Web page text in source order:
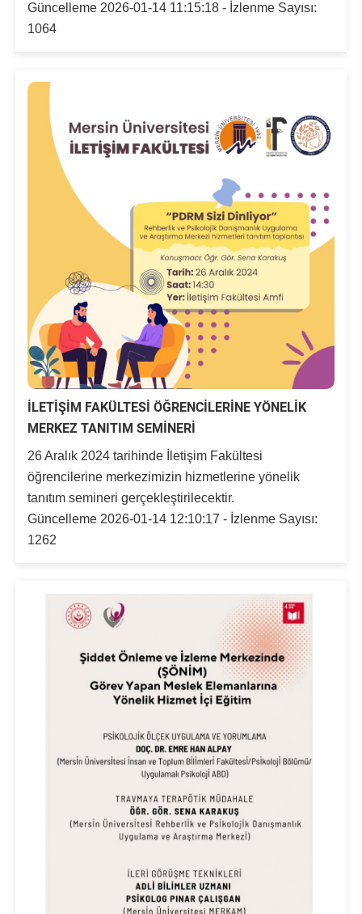
Güncelleme 2026-01-14 11:15:18 - İzlenme Sayısı:
1064
İLETİŞİM FAKÜLTESİ ÖĞRENCİLERİNE YÖNELİK
MERKEZ TANITIM SEMİNERİ
26 Aralık 2024 tarihinde İletişim Fakültesi
öğrencilerine merkezimizin hizmetlerine yönelik
tanıtım semineri gerçekleştirilecektir.
Güncelleme 2026-01-14 12:10:17 - İzlenme Sayısı:
1262